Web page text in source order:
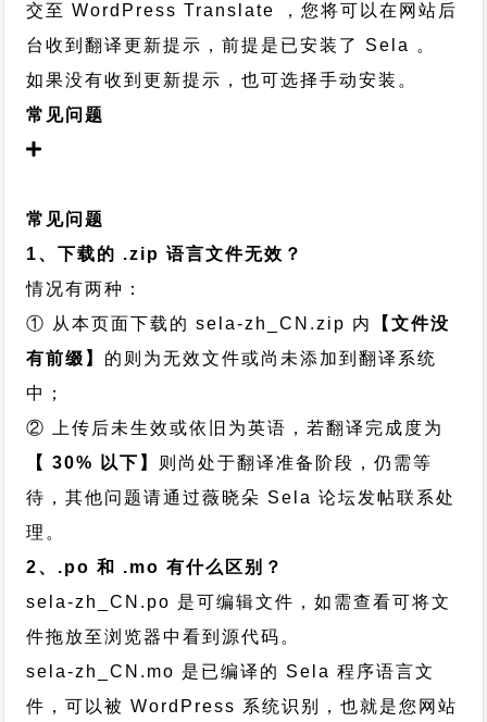
交至 WordPress Translate ，您将可以在网站后
台收到翻译更新提示，前提是已安装了 Sela 。
如果没有收到更新提示，也可选择手动安装。
常见问题
常见问题
1、下载的 .zip 语言文件无效？
情况有两种：
① 从本页面下载的 sela-zh_CN.zip 内
【文件没
有前缀】 的则为无效文件或尚未添加到翻译系统
中；
② 上传后未生效或依旧为英语，若翻译完成度为
【 30% 以下】 则尚处于翻译准备阶段，仍需等
待，其他问题请通过薇晓朵 Sela 论坛发帖联系处
理。
2、.po 和 .mo 有什么区别？
sela-zh_CN.po 是可编辑文件，如需查看可将文
件拖放至浏览器中看到源代码。
sela-zh_CN.mo 是已编译的 Sela 程序语言文
件，可以被 WordPress 系统识别，也就是您网站